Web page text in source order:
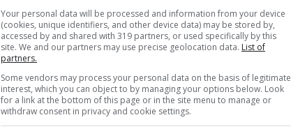
Your personal data will be processed and information from your device
(cookies, unique identifiers, and other device data) may be stored by,
accessed by and shared with 319 partners, or used specifically by this
site. We and our partners may use precise geolocation data. List of
partners.
Some vendors may process your personal data on the basis of legitimate
interest, which you can object to by managing your options below. Look
for a link at the bottom of this page or in the site menu to manage or
withdraw consent in privacy and cookie settings.